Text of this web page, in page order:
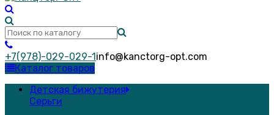
+7(978)-029-029-1info@kanctorg-opt.com
Каталог товаров
Детская бижутерия
Серьги